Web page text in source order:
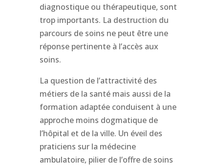
diagnostique ou thérapeutique, sont
trop importants. La destruction du
parcours de soins ne peut être une
réponse pertinente à l’accès aux
soins.
La question de l’attractivité des
métiers de la santé mais aussi de la
formation adaptée conduisent à une
approche moins dogmatique de
l’hôpital et de la ville. Un éveil des
praticiens sur la médecine
ambulatoire, pilier de l’offre de soins